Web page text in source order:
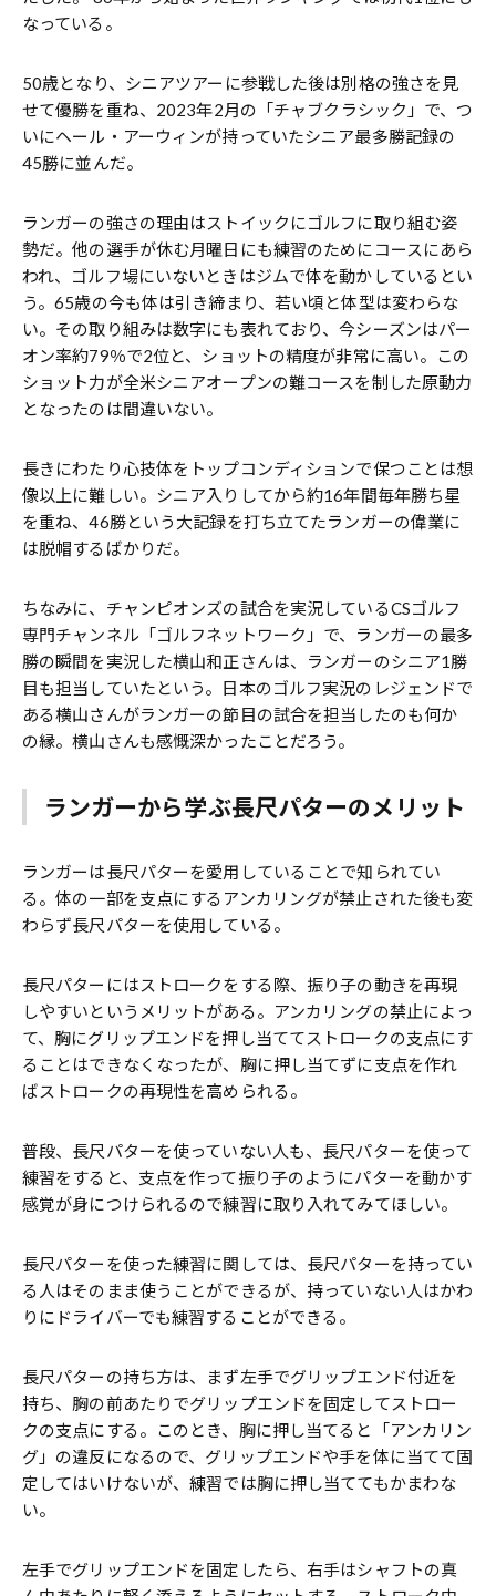
なっている。
50歳となり、シニアツアーに参戦した後は別格の強さを見
せて優勝を重ね、2023年2月の「チャブクラシック」で、つ
いにヘール・アーウィンが持っていたシニア最多勝記録の
45勝に並んだ。
ランガーの強さの理由はストイックにゴルフに取り組む姿
勢だ。他の選手が休む月曜日にも練習のためにコースにあら
われ、ゴルフ場にいないときはジムで体を動かしているとい
う。65歳の今も体は引き締まり、若い頃と体型は変わらな
い。その取り組みは数字にも表れており、今シーズンはパー
オン率約79％で2位と、ショットの精度が非常に高い。この
ショット力が全米シニアオープンの難コースを制した原動力
となったのは間違いない。
長きにわたり心技体をトップコンディションで保つことは想
像以上に難しい。シニア入りしてから約16年間毎年勝ち星
を重ね、46勝という大記録を打ち立てたランガーの偉業に
は脱帽するばかりだ。
ちなみに、チャンピオンズの試合を実況しているCSゴルフ
専門チャンネル「ゴルフネットワーク」で、ランガーの最多
勝の瞬間を実況した横山和正さんは、ランガーのシニア1勝
目も担当していたという。日本のゴルフ実況のレジェンドで
ある横山さんがランガーの節目の試合を担当したのも何か
の縁。横山さんも感慨深かったことだろう。
ランガーから学ぶ長尺パターのメリット
ランガーは長尺パターを愛用していることで知られてい
る。体の一部を支点にするアンカリングが禁止された後も変
わらず長尺パターを使用している。
長尺パターにはストロークをする際、振り子の動きを再現
しやすいというメリットがある。アンカリングの禁止によっ
て、胸にグリップエンドを押し当ててストロークの支点にす
ることはできなくなったが、胸に押し当てずに支点を作れ
ばストロークの再現性を高められる。
普段、長尺パターを使っていない人も、長尺パターを使って
練習をすると、支点を作って振り子のようにパターを動かす
感覚が身につけられるので練習に取り入れてみてほしい。
長尺パターを使った練習に関しては、長尺パターを持ってい
る人はそのまま使うことができるが、持っていない人はかわ
りにドライバーでも練習することができる。
長尺パターの持ち方は、まず左手でグリップエンド付近を
持ち、胸の前あたりでグリップエンドを固定してストロー
クの支点にする。このとき、胸に押し当てると「アンカリン
グ」の違反になるので、グリップエンドや手を体に当てて固
定してはいけないが、練習では胸に押し当ててもかまわな
い。
左手でグリップエンドを固定したら、右手はシャフトの真